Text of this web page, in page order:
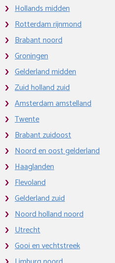
Hollands midden
Rotterdam rijnmond
Brabant noord
Groningen
Gelderland midden
Zuid holland zuid
Amsterdam amstelland
Twente
Brabant zuidoost
Noord en oost gelderland
Haaglanden
Flevoland
Gelderland zuid
Noord holland noord
Utrecht
Gooi en vechtstreek